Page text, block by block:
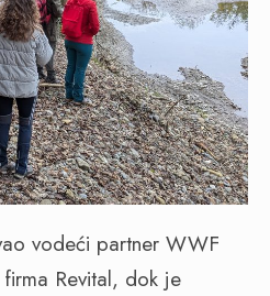
vodeći partner WWF
Revital, dok je